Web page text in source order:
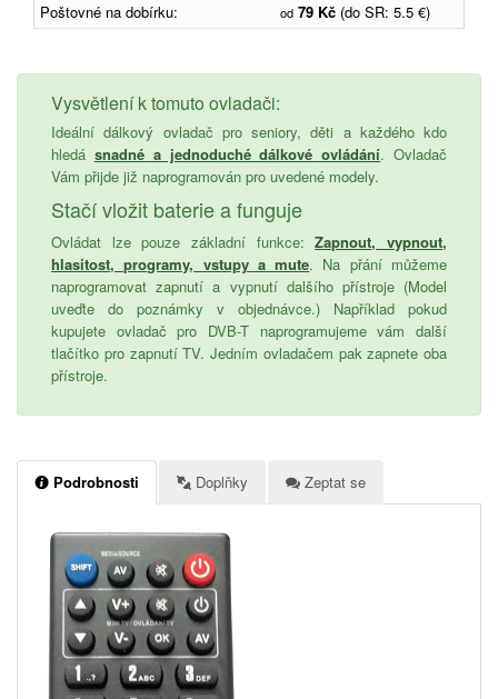
Poštovné na dobírku:
od 79 Kč (do SR: 5.5 €)
Vysvětlení k tomuto ovladači:
Ideální dálkový ovladač pro seniory, děti a každého kdo
hledá snadné a jednoduché dálkové ovládání. Ovladač
Vám přijde již naprogramován pro uvedené modely.
Stačí vložit baterie a funguje
Ovládat lze pouze základní funkce:Zapnout, vypnout,
hlasitost, programy, vstupy a mute. Na přání můžeme
naprogramovat zapnutí a vypnutí dalšího přístroje (Model
uveďte do poznámky v objednávce.) Například pokud
kupujete ovladač pro DVB-T naprogramujeme vám další
tlačítko pro zapnutí TV. Jedním ovladačem pak zapnete oba
přístroje.
Podrobnosti Doplňky Zeptat se